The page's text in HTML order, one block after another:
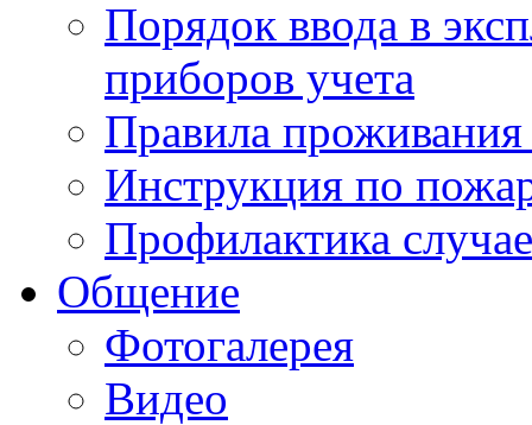
Порядок ввода в
приборов учета
Правила
Инструкция по
Профилактика
Общение
Фотогалерея
Видео